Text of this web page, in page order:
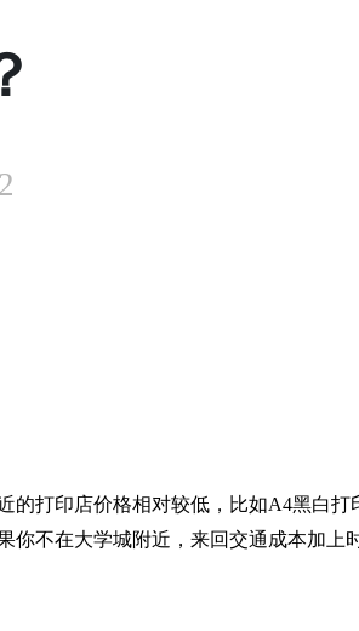
的打印店价格相对较低，比如A4黑白打
不在大学城附近，来回交通成本加上